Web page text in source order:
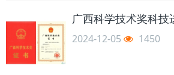
广西科学技术奖科技
2024-12-05 1450